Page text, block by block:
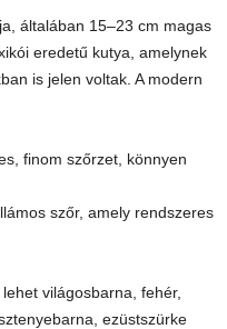
általában 15–23 cm magas
eredetű kutya, amelynek
is jelen voltak. A modern
finom szőrzet, könnyen
szőr, amely rendszeres
világosbarna, fehér,
ezüstszürke